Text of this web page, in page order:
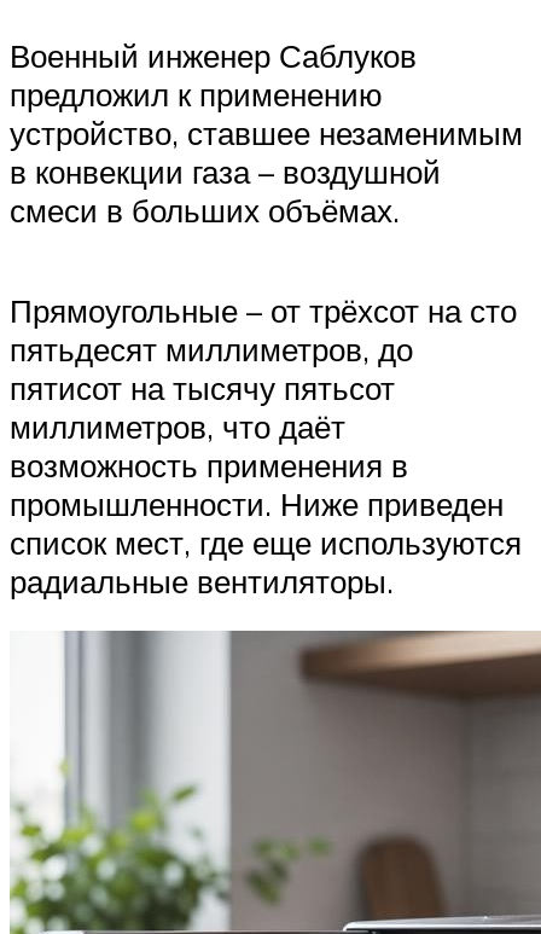
Военный инженер Саблуков
предложил к применению
устройство, ставшее незаменимым
в конвекции газа – воздушной
смеси в больших объёмах.
Прямоугольные – от трёхсот на сто
пятьдесят миллиметров, до
пятисот на тысячу пятьсот
миллиметров, что даёт
возможность применения в
промышленности. Ниже приведен
список мест, где еще используются
радиальные вентиляторы.